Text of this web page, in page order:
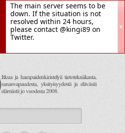
×
The main server seems to be
down. If the situation is not
resolved within 24 hours,
please contact @kingi89 on
Twitter.
jo vuodesta 2008.